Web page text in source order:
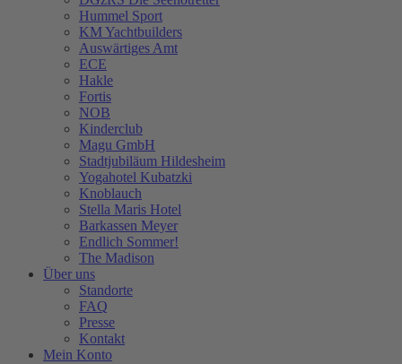
Hummel Sport
KM Yachtbuilders
Auswärtiges Amt
ECE
Hakle
Fortis
NOB
Kinderclub
Magu GmbH
Stadtjubiläum Hildesheim
Yogahotel Kubatzki
Knoblauch
Stella Maris Hotel
Barkassen Meyer
Endlich Sommer!
The Madison
Über uns
Standorte
FAQ
Presse
Kontakt
Mein Konto